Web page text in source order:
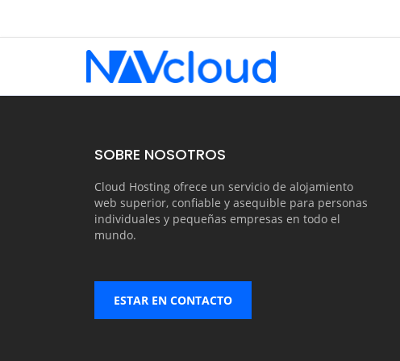
SOBRE NOSOTROS
Cloud Hosting ofrece un servicio de alojamiento
web superior, confiable y asequible para personas
individuales y pequeñas empresas en todo el
mundo.
ESTAR EN CONTACTO